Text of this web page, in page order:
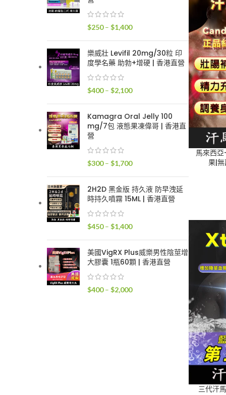
$250 – $1,400價
範
圍：
$1,400
樂威壯 Levifil 20mg/30粒 印
度學名藥 助勃+增硬 | 香港直營
$400 – $2,100價
圍：
Kamagra Oral Jelly 100
mg/7包 液態果凍偉哥 | 香港直
營
$300 – $1,700價
範
圍：
$1,700
2H2D 黑金版 持久液 防早洩延
時持久噴霧 15ML | 香港直營
$450 – $1,400價
圍：
$1,400
美國VigRX Plus威樂男性陰莖增
大膠囊 1瓶60顆 | 香港直營
$400 – $2,000價
馬來西
果|
三代汗